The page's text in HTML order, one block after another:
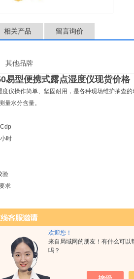
欢迎您！
来自局域网的朋友！有什么可以
吗？
相关产品 留言询价
其他品牌
易型便携式露点湿度仪现货价格
度仪操作简单、坚固耐用，是各种现场维护抽查
量水分含量。
时
验
求
易型便携式露点湿度仪现货价格
供非标准范围）